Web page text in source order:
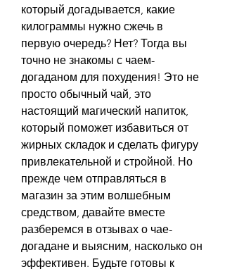
который догадывается, какие
килограммы нужно сжечь в
первую очередь? Нет? Тогда вы
точно не знакомы с чаем-
догаданом для похудения! Это не
просто обычный чай, это
настоящий магический напиток,
который поможет избавиться от
жирных складок и сделать фигуру
привлекательной и стройной. Но
прежде чем отправляться в
магазин за этим волшебным
средством, давайте вместе
разберемся в отзывах о чае-
догадане и выясним, насколько он
эффективен. Будьте готовы к